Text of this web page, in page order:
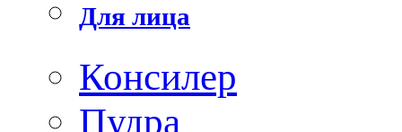
Для лица
Консилер
Пудра